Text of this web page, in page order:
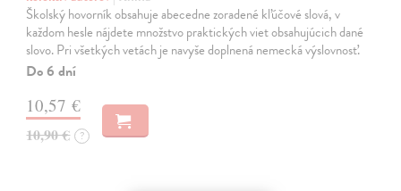
Školský hovorník obsahuje abecedne zoradené kľúčové slová, v
každom hesle nájdete množstvo praktických viet obsahujúcich dané
slovo. Pri všetkých vetách je navyše doplnená nemecká výslovnosť.
Do 6 dní
10,57 €
10,90 € ?